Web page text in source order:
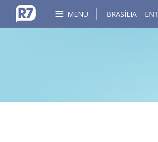
MENU BRASÍLIA